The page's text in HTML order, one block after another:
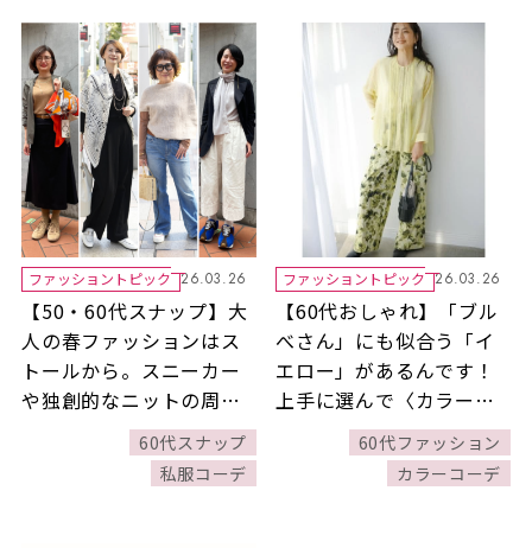
ファッショントピック 26.03.26
【50・60代スナップ】大
人の春ファッションはス
トールから。スニーカー
や独創的なニットの周り
と差がつくスタイルも！
60代スナップ
私服コーデ
ファッショントピック 26.03.26
【60代おしゃれ】「ブル
べさん」にも似合う「イ
エロー」があるんです！
上手に選んで〈カラーフ
ァッション〉を楽しみま
しょう♪
60代ファッション
カラーコーデ